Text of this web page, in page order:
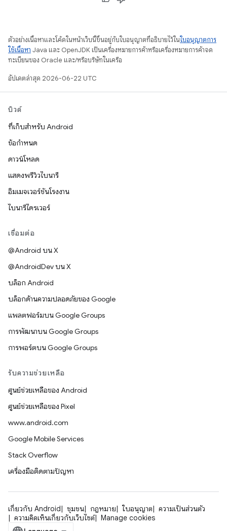
ตัวอย่างเนื้อหาและโค้ดในหน้าเว็บนี้ขึ้นอยู่กับใบอนุญาตที่อธิบายไว้ในใบอนุญาตการ
ใช้เนื้อหา Java และ OpenJDK เป็นเครื่องหมายการค้าหรือเครื่องหมายการค้าจด
ทะเบียนของ Oracle และ/หรือบริษัทในเครือ
อัปเดตล่าสุด 2026-06-22 UTC
บิวด์
ที่เก็บสำหรับ Android
ข้อกำหนด
ดาวน์โหลด
แสดงพรีวิวไบนารี
อิมเมจเวอร์ชันโรงงาน
ไบนารีไดรเวอร์
เชื่อมต่อ
@Android บน X
@AndroidDev บน X
บล็อก Android
บล็อกด้านความปลอดภัยของ Google
แพลตฟอร์มบน Google Groups
การพัฒนาบน Google Groups
การพอร์ตบน Google Groups
รับความช่วยเหลือ
ศูนย์ช่วยเหลือของ Android
ศูนย์ช่วยเหลือของ Pixel
www.android.com
Google Mobile Services
Stack Overflow
เครื่องมือติดตามปัญหา
เกี่ยวกับ Android ชุมชน กฎหมาย ใบอนุญาต
ความเป็นส่วนตัว
ความคิดเห็นเกี่ยวกับเว็บไซต์
Manage cookies